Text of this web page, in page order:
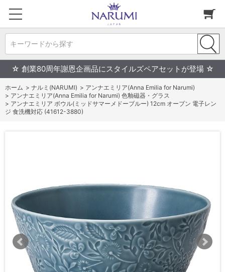
キーワードから探す
☆ 創業80周年謝恩企画品にスタイルズペアセットが登場 ☆
ホーム > ナルミ(NARUMI) > アンナエミリア(Anna Emilia for Narumi)
> アンナエミリア(Anna Emilia for Narumi) 色釉磁器・グラス
> アンナエミリア ボウル(ミッドサマーメドーブルー) 12cm オーブン 電子レン
ジ 食洗機対応 (41612-3880)